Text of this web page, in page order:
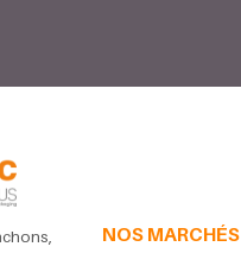
NOS MARCHÉS